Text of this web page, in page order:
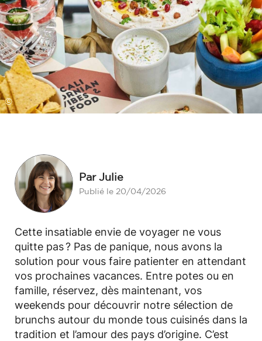
©
Par Julie
Publié le 20/04/2026
Cette insatiable envie de voyager ne vous
quitte pas ? Pas de panique, nous avons la
solution pour vous faire patienter en attendant
vos prochaines vacances. Entre potes ou en
famille, réservez, dès maintenant, vos
weekends pour découvrir notre sélection de
brunchs autour du monde tous cuisinés dans la
tradition et l’amour des pays d’origine. C’est